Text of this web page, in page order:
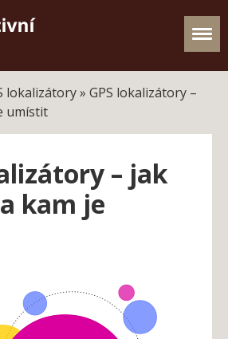
lokalizátory» GPS lokalizátory –
umístit
– jak
kam je